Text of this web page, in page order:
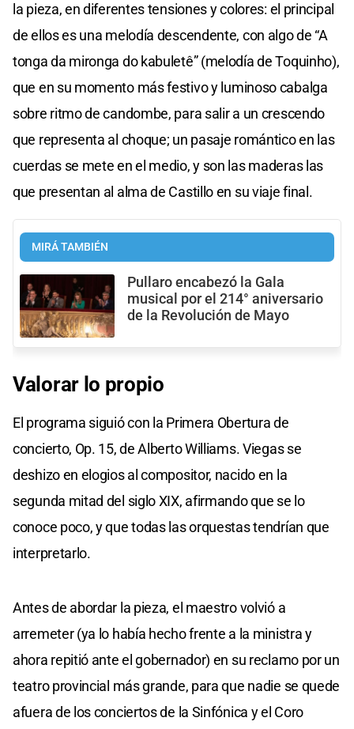
la pieza, en diferentes tensiones y colores: el principal
de ellos es una melodía descendente, con algo de “A
tonga da mironga do kabuletê” (melodía de Toquinho),
que en su momento más festivo y luminoso cabalga
sobre ritmo de candombe, para salir a un crescendo
que representa al choque; un pasaje romántico en las
cuerdas se mete en el medio, y son las maderas las
que presentan al alma de Castillo en su viaje final.
MIRÁ TAMBIÉN
Pullaro encabezó la Gala
musical por el 214° aniversario
de la Revolución de Mayo
Valorar lo propio
El programa siguió con la Primera Obertura de
concierto, Op. 15, de Alberto Williams. Viegas se
deshizo en elogios al compositor, nacido en la
segunda mitad del siglo XIX, afirmando que se lo
conoce poco, y que todas las orquestas tendrían que
interpretarlo.
Antes de abordar la pieza, el maestro volvió a
arremeter (ya lo había hecho frente a la ministra y
ahora repitió ante el gobernador) en su reclamo por un
teatro provincial más grande, para que nadie se quede
afuera de los conciertos de la Sinfónica y el Coro